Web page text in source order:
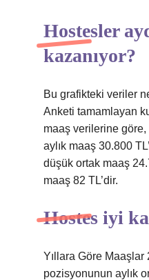
Hostesler
kazanıyor?
Bu grafikteki veriler
Anketi tamamlayan
maaş verilerine
aylık maaş 30.800
düşük ortak maaş
maaş 82 TL’dir.
Hostes iyi
Yıllara Göre Maaşlar
pozisyonunun aylık